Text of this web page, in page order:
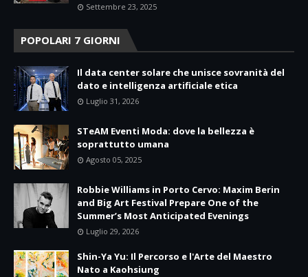
Settembre 23, 2025
POPOLARI 7 GIORNI
Il data center solare che unisce sovranità del
dato e intelligenza artificiale etica
Luglio 31, 2026
STeAM Eventi Moda: dove la bellezza è
soprattutto umana
Agosto 05, 2025
Robbie Williams in Porto Cervo: Maxim Berin
and Big Art Festival Prepare One of the
Summer’s Most Anticipated Evenings
Luglio 29, 2026
Shin-Ya Yu: Il Percorso e l'Arte del Maestro
Nato a Kaohsiung